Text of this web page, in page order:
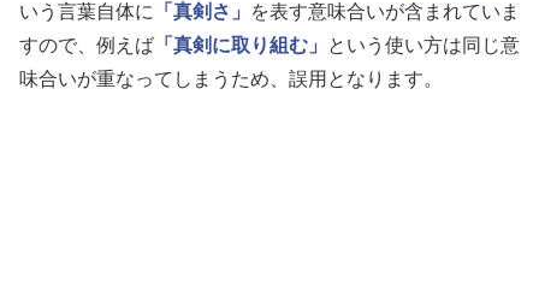
いう言葉自体に
「真剣さ」
を表す意味合いが含まれていま
すので、例えば 「真剣に取り組む」
という使い方は同じ意
味合いが重なってしまうため、誤用となります。